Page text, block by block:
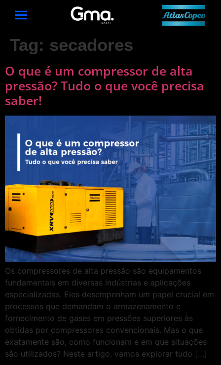
Tag: secadores
O que é um compressor de alta
pressão? Tudo o que você precisa
saber!
Os compressores de alta pressão são equipamentos
fundamentais em diversas indústrias e aplicações
especializadas. Eles desempenham um papel crucial em
processos que demandam o armazenamento e
fornecimento de gases em pressões superiores às
obtidas por compressores convencionais. Mas o que
exatamente são, como funcionam e em que situações
são utilizados? Neste artigo, vamos explorar tudo […]